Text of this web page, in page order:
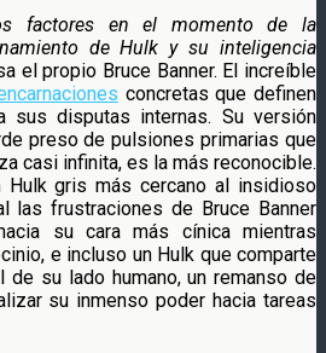
factores en el momento de la
de Hulk y su inteligencia
el propio Bruce Banner. El increíble
concretas que definen
sus disputas internas. Su versión
preso de pulsiones primarias que
casi infinita, es la más reconocible.
Hulk gris más cercano al insidioso
las frustraciones de Bruce Banner
su cara más cínica mientras
e incluso un Hulk que comparte
de su lado humano, un remanso de
su inmenso poder hacia tareas